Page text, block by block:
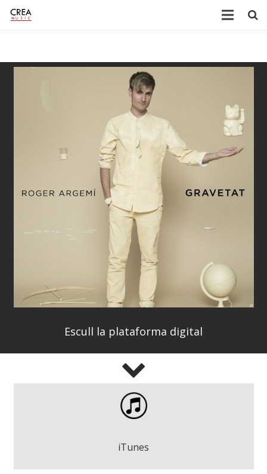
Escull la plataforma digital
iTunes
Gravetat - Roger Argemí